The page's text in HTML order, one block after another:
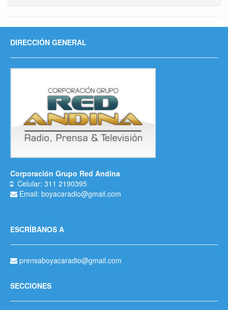
DIRECCIÓN GENERAL
Corporación Grupo Red Andina
Celular: 311 2190395
Email: boyacaradio@gmail.com
ESCRÍBANOS A
prensaboyacaradio@gmail.com
SECCIONES